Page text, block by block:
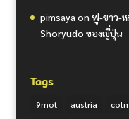
pimsaya on ฟู-ขาว-
Shoryudo ของญี่ปุ่น
Tags
9mot austria